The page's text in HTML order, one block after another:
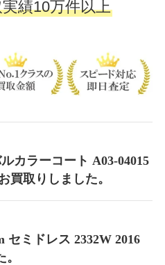
績10万件以上
カラーコート A03-04015
買取りしました。
セミドレス 2332W 2016